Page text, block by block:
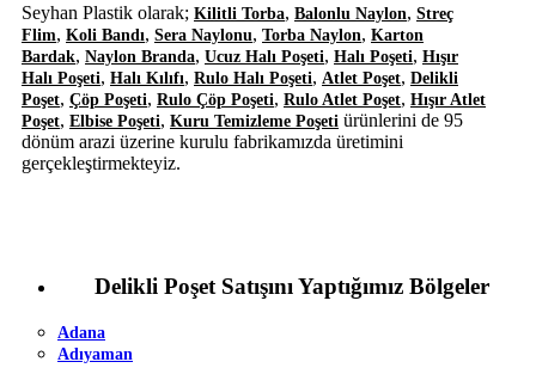
Seyhan Plastik olarak; Kilitli Torba, Balonlu Naylon, Streç
Flim, Koli Bandı, Sera Naylonu, Torba Naylon, Karton
Bardak, Naylon Branda, Ucuz Halı Poşeti, Halı Poşeti, Hışır
Halı Poşeti, Halı Kılıfı, Rulo Halı Poşeti, Atlet Poşet, Delikli
Poşet, Çöp Poşeti, Rulo Çöp Poşeti, Rulo Atlet Poşet, Hışır Atlet
Poşet, Elbise Poşeti, Kuru Temizleme Poşeti ürünlerini de 95
dönüm arazi üzerine kurulu fabrikamızda üretimini
gerçekleştirmekteyiz.
Delikli Poşet Satışını Yaptığımız Bölgeler
Adana
Adıyaman